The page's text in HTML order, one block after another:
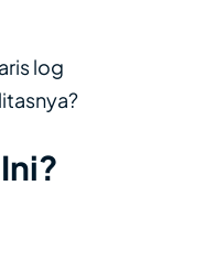
log